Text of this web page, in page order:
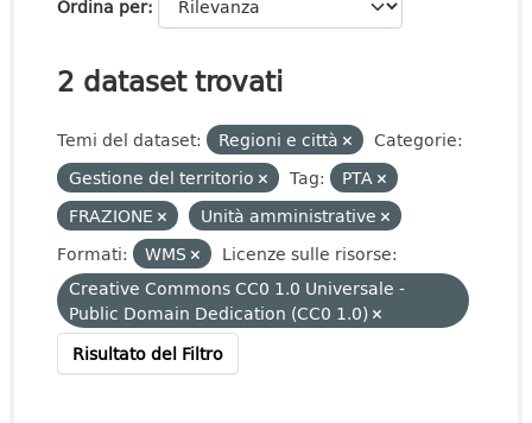
Ordina per
2 dataset trovati
Temi del dataset: Regioni e città
Categorie:
Gestione del territorio
Tag:
PTA
FRAZIONE
Unità amministrative
Formati:
WMS
Licenze sulle risorse:
Creative Commons CC0 1.0 Universale -
Public Domain Dedication (CC0 1.0)
Risultato del Filtro